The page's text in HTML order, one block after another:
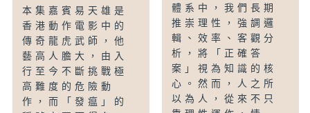
本集嘉賓易天雄是
香港動作電影中的
傳奇龍虎武師，他
藝高人膽大，由入
行至今不斷挑戰極
高難度的危險動
作，而「發瘟」的
體系中，我們長期
推崇理性，強調邏
輯、效率、客觀分
析，將「正確答
案」視為知識的核
心。然而，人之所
以為人，從來不只